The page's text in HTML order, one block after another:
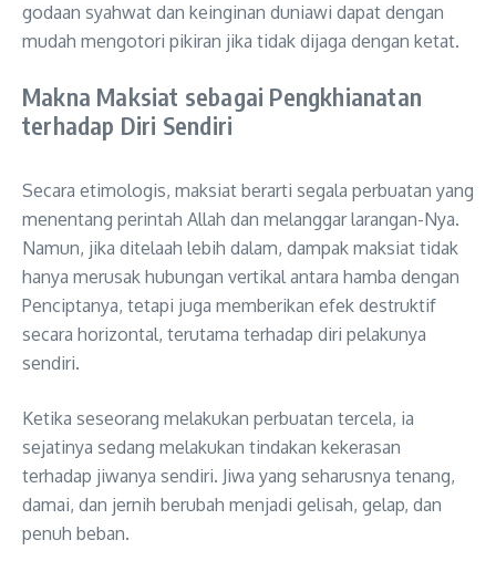
godaan syahwat dan keinginan duniawi dapat dengan
mudah mengotori pikiran jika tidak dijaga dengan ketat.
Makna Maksiat sebagai Pengkhianatan
terhadap Diri Sendiri
Secara etimologis, maksiat berarti segala perbuatan yang
menentang perintah Allah dan melanggar larangan-Nya.
Namun, jika ditelaah lebih dalam, dampak maksiat tidak
hanya merusak hubungan vertikal antara hamba dengan
Penciptanya, tetapi juga memberikan efek destruktif
secara horizontal, terutama terhadap diri pelakunya
sendiri.
Ketika seseorang melakukan perbuatan tercela, ia
sejatinya sedang melakukan tindakan kekerasan
terhadap jiwanya sendiri. Jiwa yang seharusnya tenang,
damai, dan jernih berubah menjadi gelisah, gelap, dan
penuh beban.